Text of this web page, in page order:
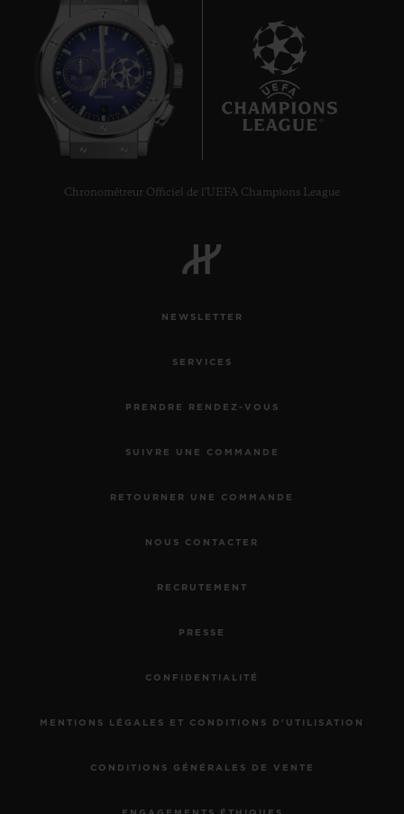
Chronométreur Officiel de l'UEFA Champions League
NEWSLETTER
SERVICES
PRENDRE RENDEZ-VOUS
SUIVRE UNE COMMANDE
RETOURNER UNE COMMANDE
NOUS CONTACTER
RECRUTEMENT
PRESSE
CONFIDENTIALITÉ
MENTIONS LÉGALES ET CONDITIONS D'UTILISATION
CONDITIONS GÉNÉRALES DE VENTE